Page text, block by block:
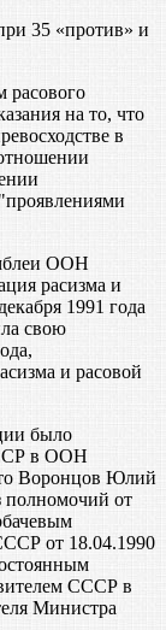
35 «против» и
расового
на то, что
в
ООН
расизма и
1991 года
свою
и расовой
было
в ООН
Воронцов Юлий
полномочий от
от 18.04.1990
СССР в
Министра